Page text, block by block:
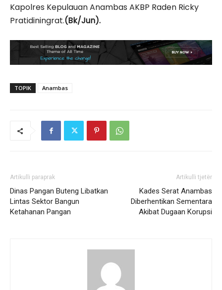
Kapolres Kepulauan Anambas AKBP Raden Ricky
Pratidiningrat.(Bk/Jun).
TOPIK Anambas
Artikulli paraprak
Dinas Pangan Buteng Libatkan
Lintas Sektor Bangun
Ketahanan Pangan
Artikulli tjetër
Kades Serat Anambas
Diberhentikan Sementara
Akibat Dugaan Korupsi